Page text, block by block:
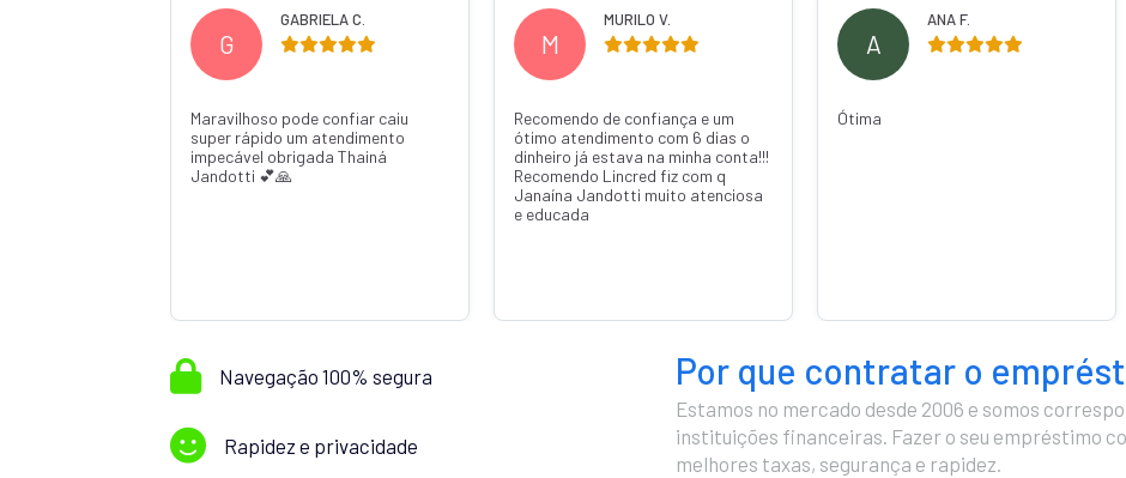
MURILO V.
Recomendo de confiança e um
ótimo atendimento com 6 dias o
dinheiro já estava na minha conta!!!
Recomendo Lincred fiz com q
ANA F. RODRIGO L.
Fui bem atendido quando
entrei,todos comprimentaram e
tudo mais, aí deu negado meu
me atendeu me desejou boa sorte
Ótima
Navegação 100% segura
Rapidez e privacidade
Por que contratar o
Estamos no mercado desde 2006 e somos
instituições financeiras. Fazer o seu empréstimo
melhores taxas, segurança e rapidez.